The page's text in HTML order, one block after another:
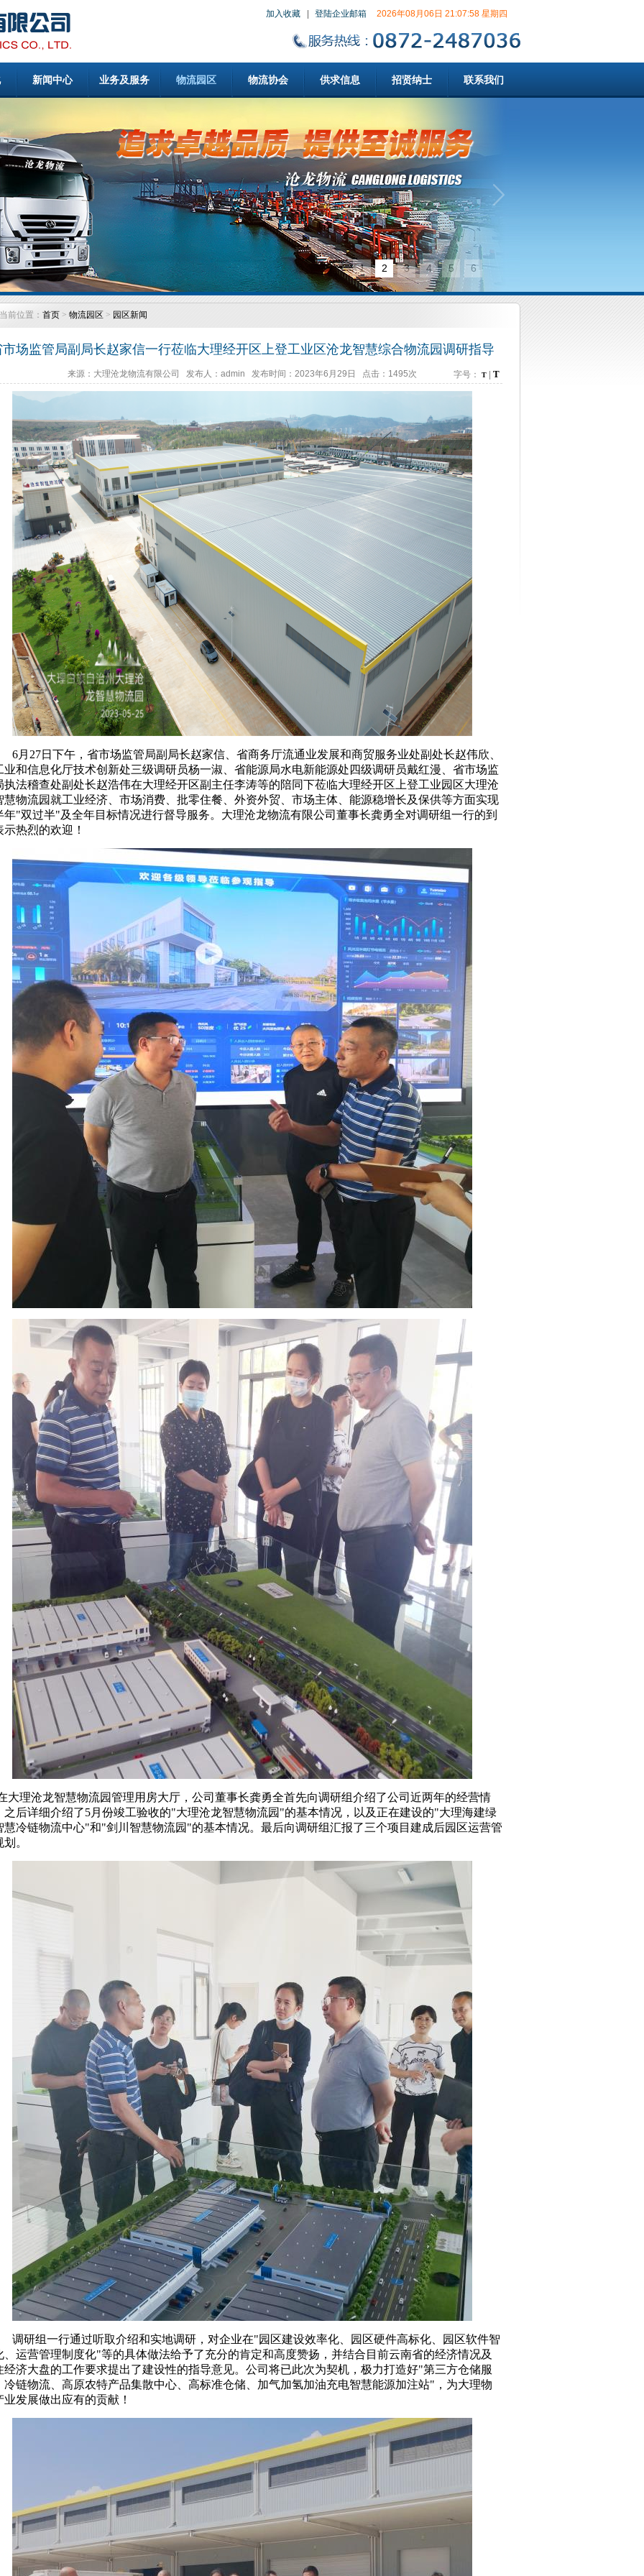
2026年08月06日 21:07:59 星期四
加入收藏 登陆企业邮箱
新闻中心 业务及服务 物流园区 物流协会 供求信息 招贤纳士 联系我们
1 2 3 4 5 6
当前位置： 首页 > 物流园区 > 园区新闻
市场监管局副局长赵家信一行莅临大理经开区上登工业区沧龙智慧综合物流园调研指导
来源：大理沧龙物流有限公司 发布人：admin 发布时间：2023年6月29日 点击：1495次 字号： T T
6月27日下午， 省市场监管局副局长赵家信、 省商务厅流通业发展和商贸服务业处副处长赵伟欣
业和信息化厅技术创新处三级调研员杨一淑、 省能源局水电新能源处四级调研员戴红漫
省市场监
执法稽查处副处长赵浩伟在大理经开区副主任李涛等的陪同下莅临大理经开区 上登工业园 区大理沧
慧物流园 就工业经济、市场消费、批零住餐、外资外贸、市场主体、 能源稳增长及保供等方面实现
年"双过半"及全年目标情况进行督导服务。大理沧龙物流有限公司董事长龚勇全对调研组一行的到
示热烈的欢迎！
大理沧龙智慧物流园管理用房大厅 ，公司董事长龚勇全首先向调研组介绍了公司近两年的经营情
之后详细介绍了5月份竣工验收的"大理沧龙智慧物流园 "的基本情况， 以及 正在建设的"大理海建绿
慧冷链物流中心"和"剑川智慧物流园"的基本情况。最后向调研组汇报了三个项目建成后园区运营管
划 。
调研组一行通过听取介绍和实地调研，对企业在"园区建设效率化、园区硬件高标化、园区软件智
、运营管理制度化"等的具体做法给予了充分的肯定和高度赞扬，并结合目前云南省的经济情况及
经济大盘的工作要求提出了建设性的指导意见。公司将已此次为契机，极力打造好"第三方仓储服
冷链物流、高原农特产品集散中心、高标准仓储、加气加氢加油充电智慧能源加注站"，为大理物
业发展做出应有的贡献！